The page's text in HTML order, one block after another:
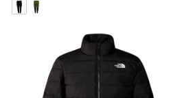
Ce pantalon polyvalent offre confort
protection dans des conditions
changeantes. Léger [...]